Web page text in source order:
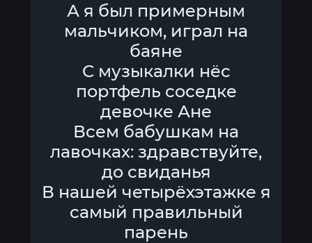
А я был примерным
мальчиком, играл на
баяне
С музыкалки нёс
портфель соседке
девочке Ане
Всем бабушкам на
лавочках: здравствуйте,
до свиданья
В нашей четырёхэтажке я
самый правильный
парень